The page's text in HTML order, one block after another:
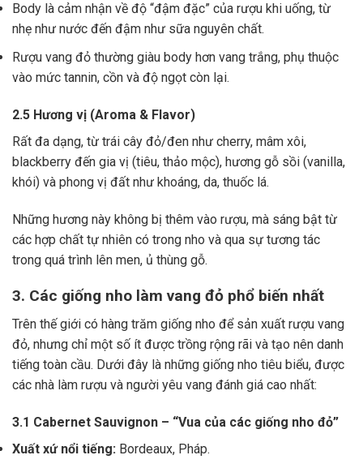
Body là cảm nhận về độ “đậm đặc” của rượu khi uống, từ
nhẹ như nước đến đậm như sữa nguyên chất.
Rượu vang đỏ thường giàu body hơn vang trắng, phụ thuộc
vào mức tannin, cồn và độ ngọt còn lại.
2.5 Hương vị (Aroma & Flavor)
Rất đa dạng, từ trái cây đỏ/đen như cherry, mâm xôi,
blackberry đến gia vị (tiêu, thảo mộc), hương gỗ sồi (vanilla,
khói) và phong vị đất như khoáng, da, thuốc lá.
Những hương này không bị thêm vào rượu, mà sáng bật từ
các hợp chất tự nhiên có trong nho và qua sự tương tác
trong quá trình lên men, ủ thùng gỗ.
3. Các giống nho làm vang đỏ phổ biến nhất
Trên thế giới có hàng trăm giống nho để sản xuất rượu vang
đỏ, nhưng chỉ một số ít được trồng rộng rãi và tạo nên danh
tiếng toàn cầu. Dưới đây là những giống nho tiêu biểu, được
các nhà làm rượu và người yêu vang đánh giá cao nhất:
3.1 Cabernet Sauvignon – “Vua của các giống nho đỏ”
Xuất xứ nổi tiếng: Bordeaux, Pháp.